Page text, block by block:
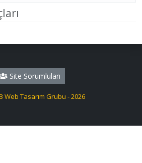
Site Sorumluları
Web Tasarım Grubu - 2026